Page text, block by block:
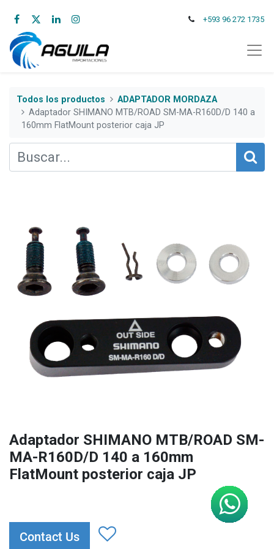
+593 96 272 1735
Todos los productos
ADAPTADOR MORDAZA
Adaptador SHIMANO MTB/ROAD SM-MA-R160D/D 140 a
160mm FlatMount posterior caja JP
Adaptador SHIMANO MTB/ROAD SM-
MA-R160D/D 140 a 160mm
FlatMount posterior caja JP
Contact Us